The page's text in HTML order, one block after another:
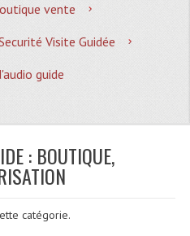
Neuf?
De Matériel
D´occasion
Avancée
vente
Visite Guidée
guide
: BOUTIQUE,
catégorie.